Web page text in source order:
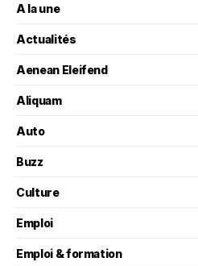
A la une
Actualités
Aenean Eleifend
Aliquam
Auto
Buzz
Culture
Emploi
Emploi & formation